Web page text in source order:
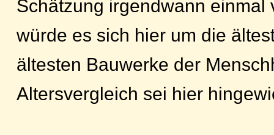
Schätzung irgendwann einmal
würde es sich hier um die
ältesten Bauwerke der
Altersvergleich sei hier